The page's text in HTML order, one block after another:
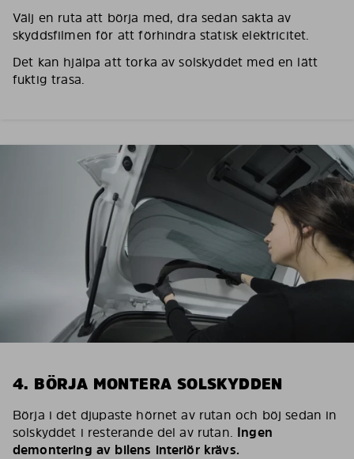
Välj en ruta att börja med, dra sedan sakta av
skyddsfilmen för att förhindra statisk elektricitet.
Det kan hjälpa att torka av solskyddet med en lätt
fuktig trasa.
4. BÖRJA MONTERA SOLSKYDDEN
Börja i det djupaste hörnet av rutan och böj sedan in
solskyddet i resterande del av rutan. Ingen
demontering av bilens interiör krävs.